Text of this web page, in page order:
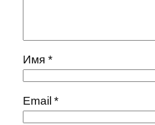
Имя *
Email*